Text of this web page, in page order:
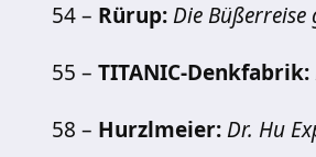
54 – Rürup:Die Büßerreise
55 – TITANIC-Denkfabrik:
58 – Hurzlmeier:Dr. Hu